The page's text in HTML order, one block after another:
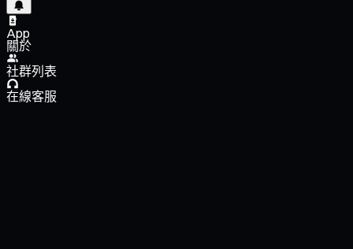
App
關於
社群列表
在線客服